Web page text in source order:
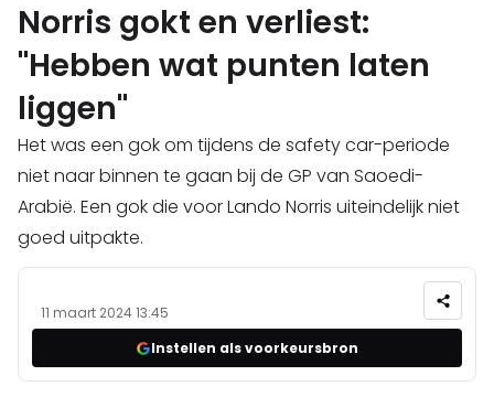
Norris gokt en verliest:
"Hebben wat punten laten
liggen"
Het was een gok om tijdens de safety car-periode
niet naar binnen te gaan bij de GP van Saoedi-
Arabië. Een gok die voor Lando Norris uiteindelijk niet
goed uitpakte.
11 maart 2024 13:45
Instellen als voorkeursbron